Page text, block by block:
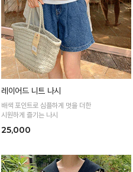
레이어드 니트 나시
배색 포인트로 심플하게 멋을 더한
시원하게 즐기는 나시
25,000